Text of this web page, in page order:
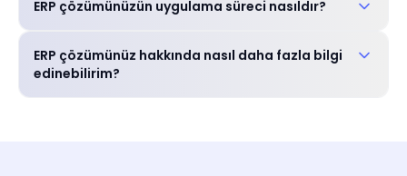
tercihleri dahil olmak üzere işletmenizin benzersiz
ERP çözümünüzün uygulama süreci nasıldır?
özelleştirme, eğitim ve canlıya geçiş desteği dahil
olmak üzere sorunsuz bir uygulama süreci boyunca
size rehberlik edecektir.
ERP çözümünüz hakkında nasıl daha fazla bilgi
edinebilirim?